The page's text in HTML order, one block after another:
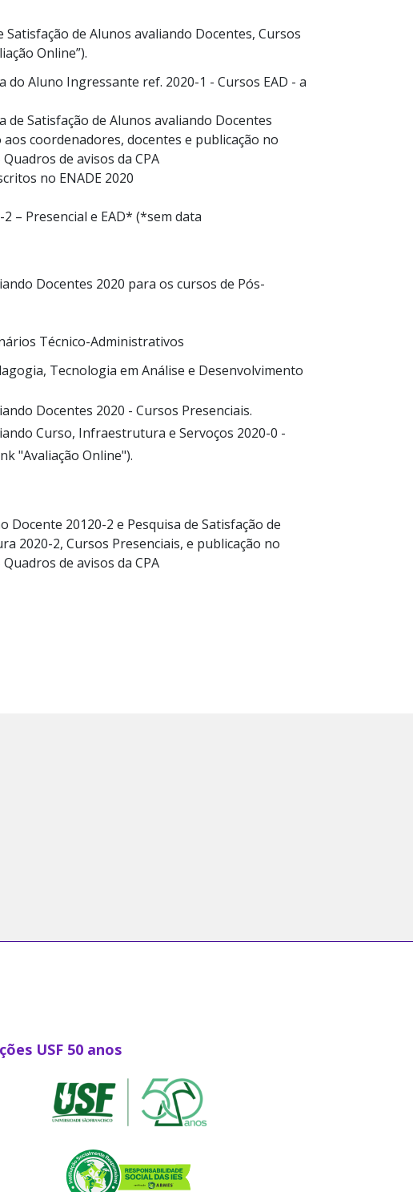
Satisfação de Alunos avaliando Docentes, Cursos
Online”).
do Aluno Ingressante ref. 2020-1 - Cursos EAD - a
de Satisfação de Alunos avaliando Docentes
coordenadores, docentes e publicação no
de avisos da CPA
no ENADE 2020
– Presencial e EAD* (*sem data
Docentes 2020 para os cursos de Pós-
Técnico-Administrativos
Tecnologia em Análise e Desenvolvimento
Docentes 2020 - Cursos Presenciais.
Curso, Infraestrutura e Servoços 2020-0 -
"Avaliação Online").
Docente 20120-2 e Pesquisa de Satisfação de
2020-2, Cursos Presenciais, e publicação no
de avisos da CPA
USF 50 anos